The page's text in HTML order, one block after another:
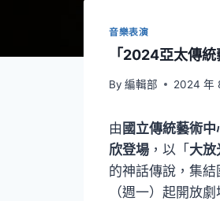
音樂表演
「2024亞太傳
By 編輯部 2024 年
由 國立傳統藝術中
欣登場 ，以「大放
的神話傳說，集
（週一）起開放